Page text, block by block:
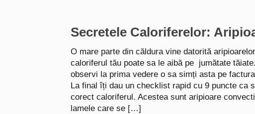
Secretele Caloriferelor:
O mare parte din căldura vine datorită
caloriferul tău poate sa le aibă pe jumătate
observi la prima vedere o sa simți asta pe
La final îți dau un checklist rapid cu 9 puncte ca
corect caloriferul. Acestea sunt aripioare
lamele care se […]